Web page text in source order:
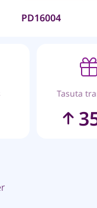
PD16004
Tasuta